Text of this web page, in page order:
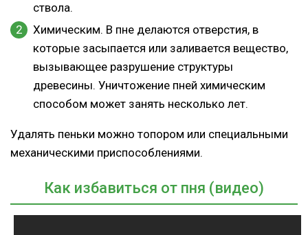
ствола.
Химическим. В пне делаются отверстия, в
которые засыпается или заливается вещество,
вызывающее разрушение структуры
древесины. Уничтожение пней химическим
способом может занять несколько лет.
Удалять пеньки можно топором или специальными
механическими приспособлениями.
Как избавиться от пня (видео)